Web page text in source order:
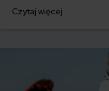
roszczenia. W tym artykule
Czytaj więcej